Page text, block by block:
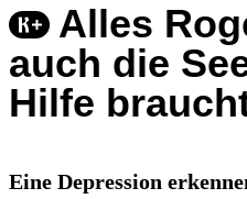
Alles
auch die
Hilfe
Eine Depression